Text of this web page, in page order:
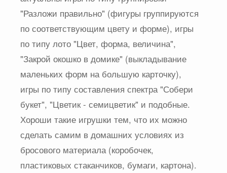
"Разложи правильно" (фигуры группируются
по соответствующим цвету и форме), игры
по типу лото "Цвет, форма, величина",
"Закрой окошко в домике" (выкладывание
маленьких форм на большую карточку),
игры по типу составления спектра "Собери
букет", "Цветик - семицветик" и подобные.
Хороши такие игрушки тем, что их можно
сделать самим в домашних условиях из
бросового материала (коробочек,
пластиковых стаканчиков, бумаги, картона).